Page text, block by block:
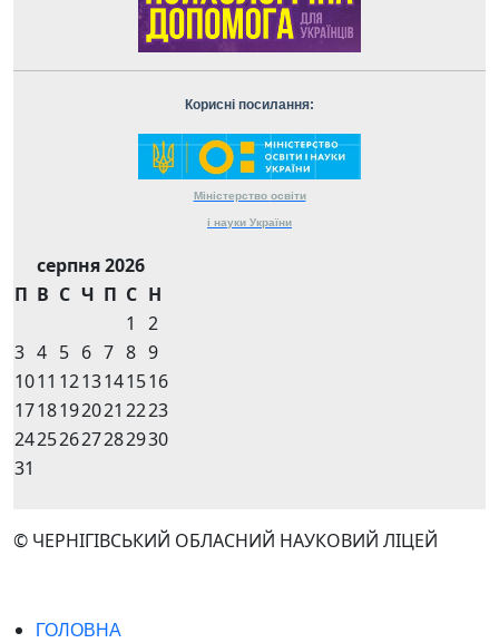
Корисні посилання:
Міністерство освіти
і науки України
серпня 2026
П В С Ч П С Н
1
2
3 4 5 6 7 8 9
1011 1213141516
1718192021 2223
24252627282930
31
© ЧЕРНІГІВСЬКИЙ ОБЛАСНИЙ НАУКОВИЙ ЛІЦЕЙ
ГОЛОВНА